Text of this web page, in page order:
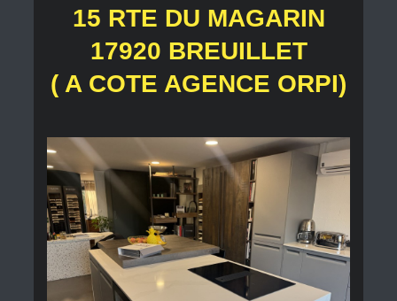
15 RTE DU MAGARIN
17920 BREUILLET
( A COTE AGENCE ORPI)